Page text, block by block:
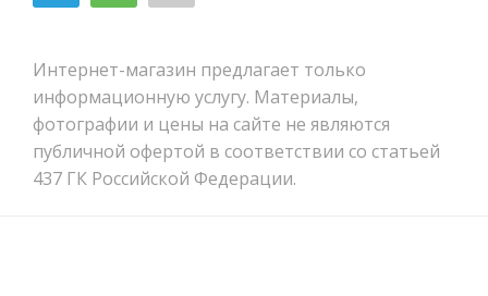
Интернет-магазин предлагает только
информационную услугу. Материалы,
фотографии и цены на сайте не являются
публичной офертой в соответствии со статьей
437 ГК Российской Федерации.